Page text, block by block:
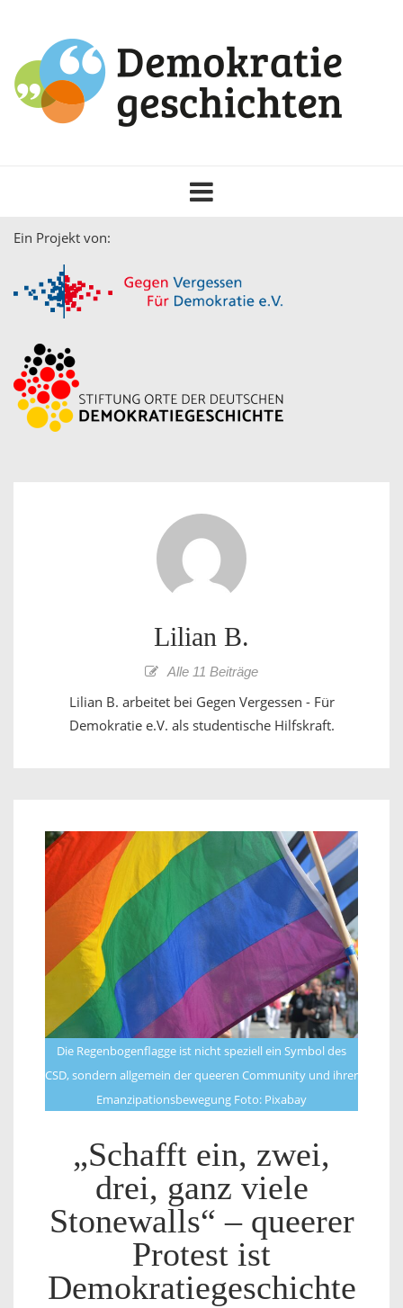
Toggle
navigation
Ein Projekt von:
Lilian B.
Alle 11 Beiträge
Lilian B. arbeitet bei Gegen Vergessen - Für
Demokratie e.V. als studentische Hilfskraft.
Die Regenbogenflagge ist nicht speziell ein Symbol des
CSD, sondern allgemein der queeren Community und ihrer
Emanzipationsbewegung Foto: Pixabay
„Schafft ein, zwei,
drei, ganz viele
Stonewalls“ – queerer
Protest ist
Demokratiegeschichte